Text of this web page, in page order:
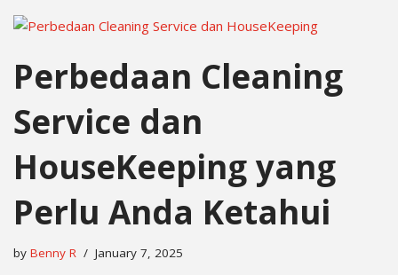
Perbedaan Cleaning
Service dan
HouseKeeping yang
Perlu Anda Ketahui
by Benny R January 7, 2025